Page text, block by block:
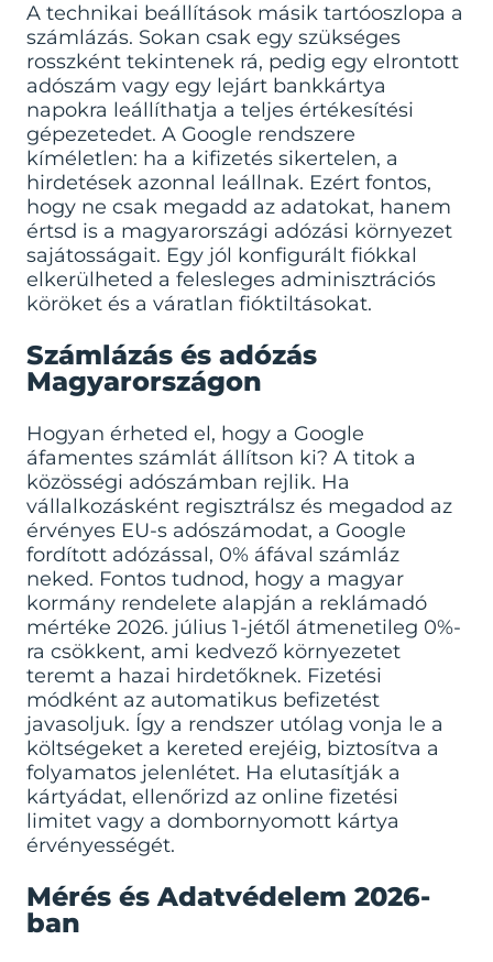
A technikai beállítások másik tartóoszlopa a
számlázás. Sokan csak egy szükséges
rosszként tekintenek rá, pedig egy elrontott
adószám vagy egy lejárt bankkártya
napokra leállíthatja a teljes értékesítési
gépezetedet. A Google rendszere
kíméletlen: ha a kifizetés sikertelen, a
hirdetések azonnal leállnak. Ezért fontos,
hogy ne csak megadd az adatokat, hanem
értsd is a magyarországi adózási környezet
sajátosságait. Egy jól konfigurált fiókkal
elkerülheted a felesleges adminisztrációs
köröket és a váratlan fióktiltásokat.
Számlázás és adózás
Magyarországon
Hogyan érheted el, hogy a Google
áfamentes számlát állítson ki? A titok a
közösségi adószámban rejlik. Ha
vállalkozásként regisztrálsz és megadod az
érvényes EU-s adószámodat, a Google
fordított adózással, 0% áfával számláz
neked. Fontos tudnod, hogy a magyar
kormány rendelete alapján a reklámadó
mértéke 2026. július 1-jétől átmenetileg 0%-
ra csökkent, ami kedvező környezetet
teremt a hazai hirdetőknek. Fizetési
módként az automatikus befizetést
javasoljuk. Így a rendszer utólag vonja le a
költségeket a kereted erejéig, biztosítva a
folyamatos jelenlétet. Ha elutasítják a
kártyádat, ellenőrizd az online fizetési
limitet vagy a dombornyomott kártya
érvényességét.
Mérés és Adatvédelem 2026-
ban